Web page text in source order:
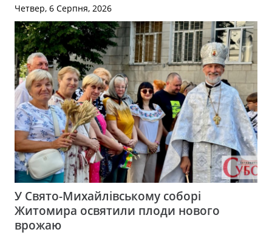
Четвер, 6 Серпня, 2026
У Свято-Михайлівському соборі
Житомира освятили плоди нового
врожаю